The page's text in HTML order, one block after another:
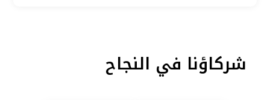
شركاؤنا في النجاح